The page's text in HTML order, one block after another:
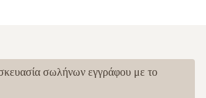
σωλήνων εγγράφου με το